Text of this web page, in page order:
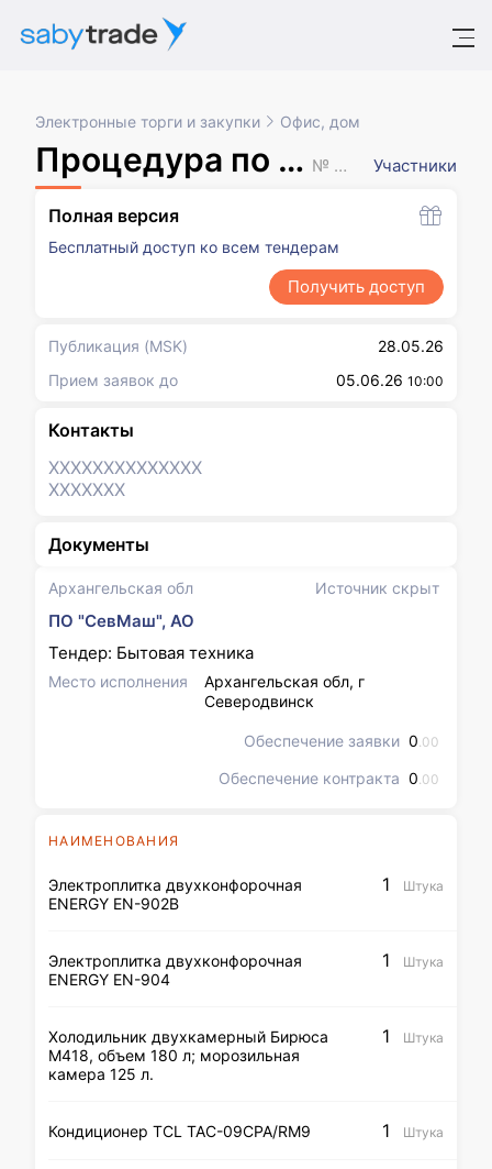
Электронные торги и закупки Офис, дом
Процедура по закупке с выбором победителя № XXXXXXX Участники
Архангельская обл Источник скрыт
ПО "СевМаш", АО
Тендер: Бытовая техника
Место исполнения
Архангельская обл, г
Северодвинск
Обеспечение заявки 0.00
Обеспечение контракта 0.00
НАИМЕНОВАНИЯ
Электроплитка двухконфорочная
ENERGY EN-902В
1 Штука
Электроплитка двухконфорочная
ENERGY EN-904
1 Штука
Холодильник двухкамерный Бирюса
M418, объем 180 л; морозильная
камера 125 л.
1 Штука
Кондиционер TCL TAC-09CPA/RM9 1 Штука
Полная версия
Бесплатный доступ ко всем тендерам
Получить доступ
Публикация (MSK)
28.05.26
Прием заявок до
05.06.26 10:00
Контакты
XXXXXXXXXXXXXX
XXXXXXX
Документы